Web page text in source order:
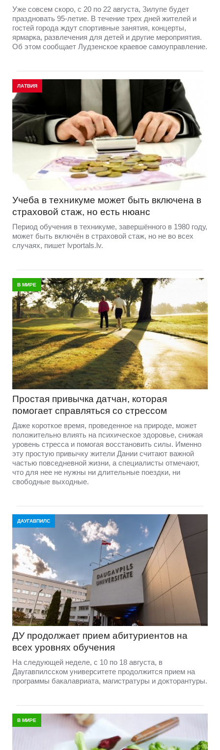
Уже совсем скоро, с 20 по 22 августа, Зилупе будет
праздновать 95-летие. В течение трех дней жителей и
гостей города ждут спортивные занятия, концерты,
ярмарка, развлечения для детей и другие мероприятия.
Об этом сообщает Лудзенское краевое самоуправление.
ЛАТВИЯ
Учеба в техникуме может быть включена в
страховой стаж, но есть нюанс
Период обучения в техникуме, завершённого в 1980 году,
может быть включён в страховой стаж, но не во всех
случаях, пишет lvportals.lv.
В МИРЕ
Простая привычка датчан, которая
помогает справляться со стрессом
Даже короткое время, проведенное на природе, может
положительно влиять на психическое здоровье, снижая
уровень стресса и помогая восстановить силы. Именно
эту простую привычку жители Дании считают важной
частью повседневной жизни, а специалисты отмечают,
что для нее не нужны ни длительные поездки, ни
свободные выходные.
ДАУГАВПИЛС
ДУ продолжает прием абитуриентов на
всех уровнях обучения
На следующей неделе, с 10 по 18 августа, в
Даугавпилсском университете продолжится прием на
программы бакалавриата, магистратуры и докторантуры.
В МИРЕ